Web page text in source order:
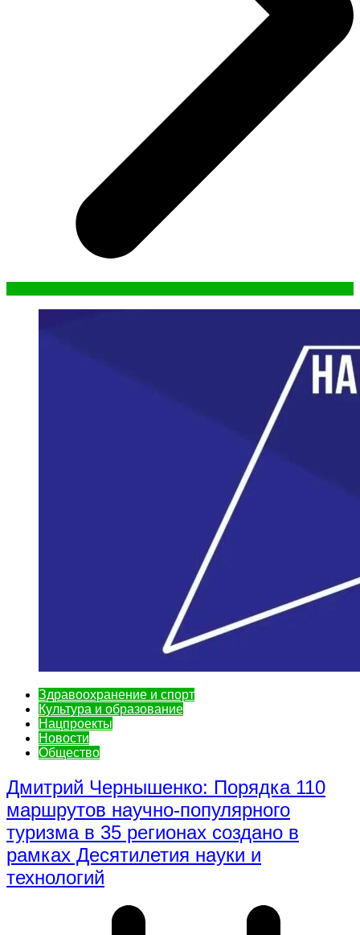
Здравоохранение и спорт
Культура и образование
Нацпроекты
Новости
Общество
Дмитрий Чернышенко: Порядка 110
маршрутов научно-популярного
туризма в 35 регионах создано в
рамках Десятилетия науки и
технологий